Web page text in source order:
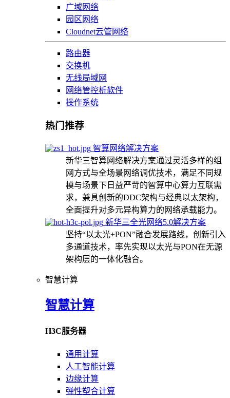
广域网络
园区网络
Cloudnet云管网络
路由器
交换机
无线局域网
网络管控析软件
操作系统
热门推荐
智算网络解决方案
新华三智算网络解决方案通过灵活多样的组
网方式与全场景网络调优技术，满足不同规
模与场景下日益严苛的智算中心算力互联需
求，兼具创新的DDC架构与经典以太架构，
全面提升对多元异构算力的网络承载能力。
新华三全光网络5.0解决方案
坚持“以太光+PON”融合发展路线，创新引入
多通道技术，率先实现以太光与PON在无源
架构层的一体化融合。
智慧计算
智慧计算
H3C服务器
通用计算
人工智能计算
边缘计算
弹性塑合计算